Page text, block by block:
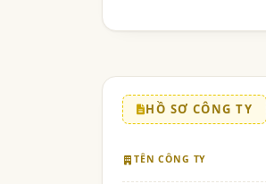
HỒ SƠ CÔNG TY
TÊN CÔNG TY